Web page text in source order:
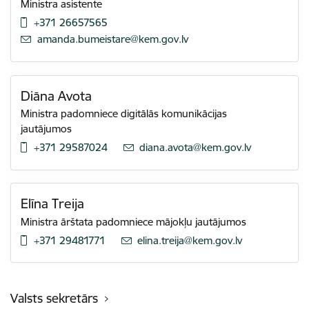
Ministra asistente
+371 26657565
E-pasts:
amanda.bumeistare@kem.gov.lv
Diāna Avota
Ministra padomniece digitālās komunikācijas
jautājumos
+371 29587024
E-pasts:
diana.avota@kem.gov.lv
Elīna Treija
Ministra ārštata padomniece mājokļu jautājumos
+371 29481771
E-pasts:
elina.treija@kem.gov.lv
Valsts sekretārs